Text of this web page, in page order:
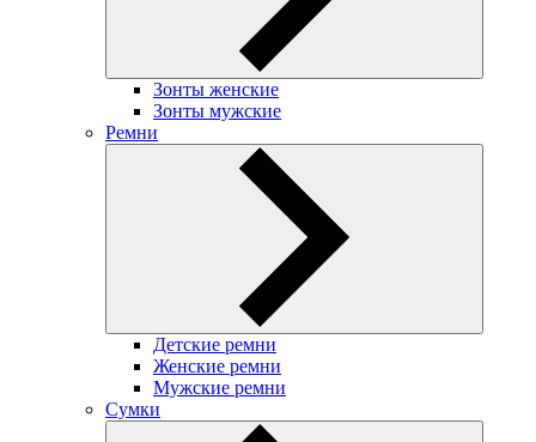
Зонты женские
Зонты мужские
Ремни
Детские ремни
Женские ремни
Мужские ремни
Сумки